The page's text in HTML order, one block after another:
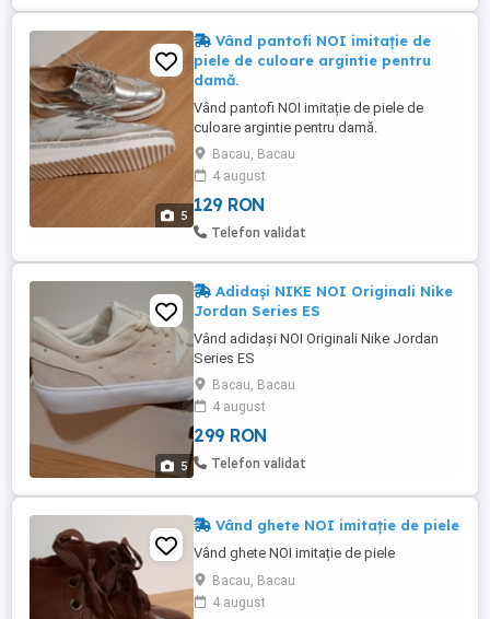
5
Vând pantofi NOI imitație de
piele de culoare argintie pentru
damă.
Vând pantofi NOI imitație de piele de
culoare argintie pentru damă.
Bacau, Bacau
4 august
129 RON
Telefon validat
5
Adidași NIKE NOI Originali Nike
Jordan Series ES
Vând adidași NOI Originali Nike Jordan
Series ES
Bacau, Bacau
4 august
299 RON
Telefon validat
Vând ghete NOI imitație de piele
Vând ghete NOI imitație de piele
Bacau, Bacau
4 august